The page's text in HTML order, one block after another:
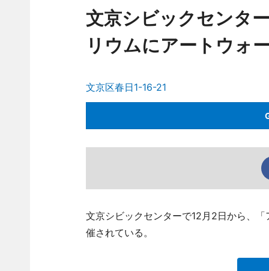
文京シビックセンタ
リウムにアートウォ
文京区春日1-16-21
文京シビックセンターで12月2日から、
催されている。